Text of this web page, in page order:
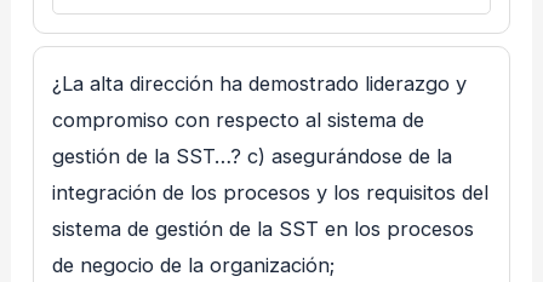
¿La alta dirección ha demostrado liderazgo y
compromiso con respecto al sistema de
gestión de la SST…? c) asegurándose de la
integración de los procesos y los requisitos del
sistema de gestión de la SST en los procesos
de negocio de la organización;